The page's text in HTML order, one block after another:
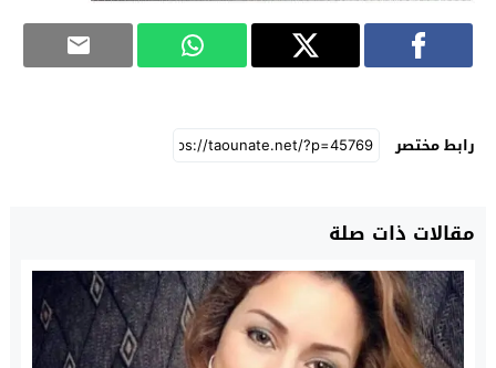
رابط مختصر
مقالات ذات صلة